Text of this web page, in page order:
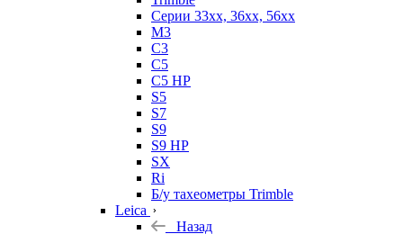
Серии 33xx, 36xx, 56xx
M3
C3
C5
C5 HP
S5
S7
S9
S9 HP
SX
Ri
Б/у тахеометры Trimble
Leica
Назад